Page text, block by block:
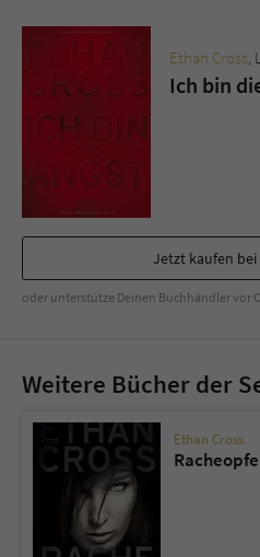
Ethan Cross
Ich bin
Jetzt kaufen bei
oder unterstütze Deinen Buchhändler vor
Weitere Bücher der
Ethan Cross
Zweck
Dieses Cookie
Kommunikation
Benutzer. Es